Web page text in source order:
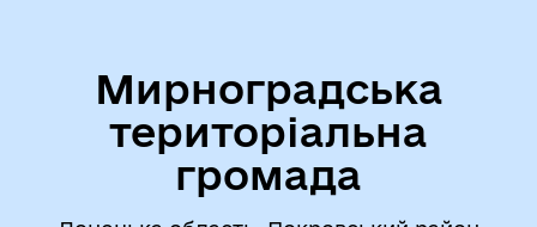
Мирноградська
територіальна
громада